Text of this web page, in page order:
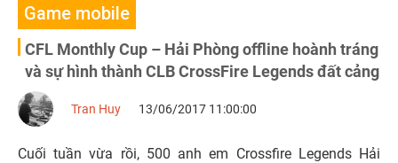
Game mobile
CFL Monthly Cup – Hải Phòng offline hoành tráng
và sự hình thành CLB CrossFire Legends đất cảng
Tran Huy 13/06/2017 11:00:00
Cuối tuần vừa rồi, 500 anh em Crossfire Legends Hải